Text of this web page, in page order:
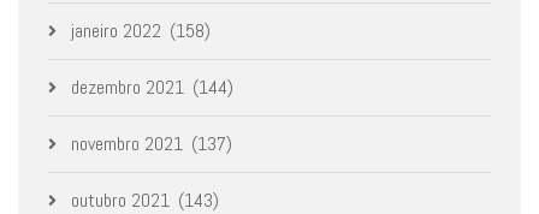
janeiro 2022 (158)
dezembro 2021 (144)
novembro 2021 (137)
outubro 2021 (143)